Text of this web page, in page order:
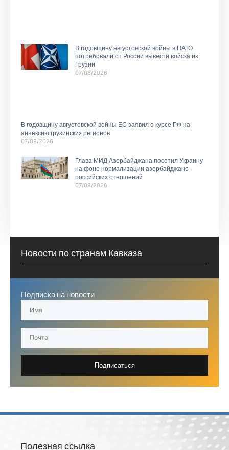
В годовщину августовской войны в НАТО
потребовали от России вывести войска из
Грузии
07/08/2026
В годовщину августовской войны ЕС заявил о курсе РФ на
аннексию грузинских регионов
07/08/2026
Глава МИД Азербайджана посетил Украину
на фоне нормализации азербайджано-
российских отношений
07/08/2026
Новости по странам Кавказа
Подписка на новости
Подписаться
Полезная ссылка